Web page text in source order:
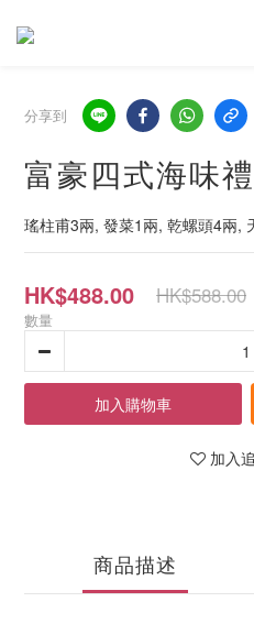
分享到
富豪四式海味
瑤柱甫3兩, 發菜1兩, 乾螺頭4兩,
HK$488.00 HK$588.00
數量
加入購物車
加入
商品描述